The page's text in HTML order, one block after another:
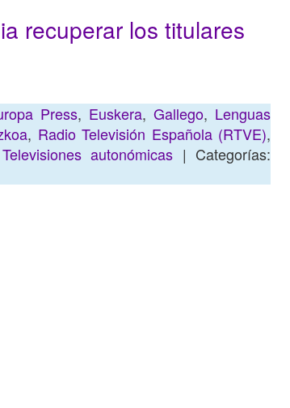
recuperar los titulares
Press, Euskera, Gallego, Lenguas
, Radio Televisión Española (RTVE),
Televisiones autonómicas | Categorías: